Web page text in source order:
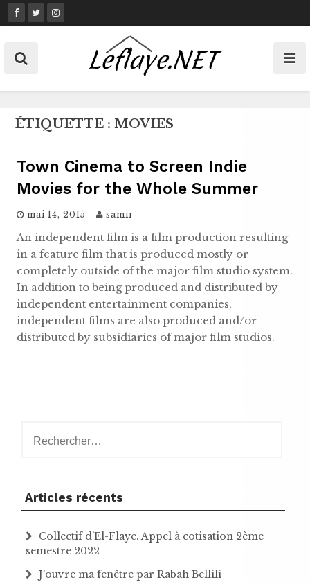
Skip
to
ÉTIQUETTE : MOVIES
Town Cinema to Screen Indie
Movies for the Whole Summer
mai 14, 2015 samir
An independent film is a film production resulting
in a feature film that is produced mostly or
completely outside of the major film studio system.
In addition to being produced and distributed by
independent entertainment companies,
independent films are also produced and/or
distributed by subsidiaries of major film studios.
Articles récents
Collectif d’El-Flaye. Appel à cotisation 2ème
semestre 2022
J’ouvre ma fenêtre par Rabah Bellili